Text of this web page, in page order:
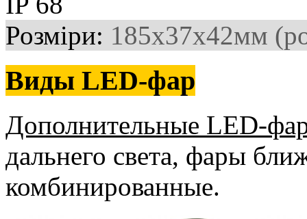
Розміри: 185х37х42мм
Виды LED-фар
Дополнительные LED-
дальнего света, фары
комбинированные.